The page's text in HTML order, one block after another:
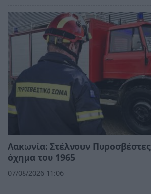
Λακωνία: Στέλνουν
όχημα του 1965
07/08/2026 11:06